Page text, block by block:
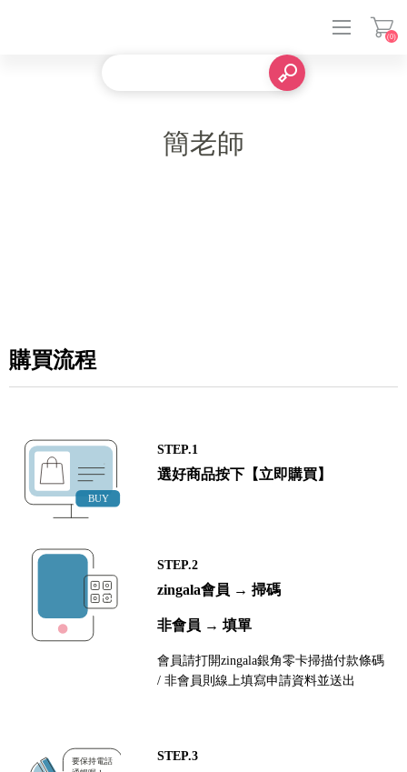
(0)
簡老師
購買流程
STEP.1
選好商品按下【立即購買】
STEP.2
zingala會員 → 掃碼
非會員 → 填單
會員請打開zingala銀角零卡掃描付款條碼
/ 非會員則線上填寫申請資料並送出
STEP.3